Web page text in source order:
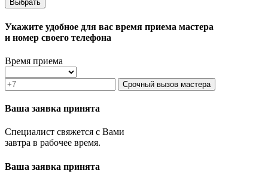
Выбрать
Укажите удобное для вас время приема мастера
и номер своего телефона
Время приема
Срочный вызов мастера
Ваша заявка принята
Специалист свяжется с Вами
завтра в рабочее время.
Ваша заявка принята